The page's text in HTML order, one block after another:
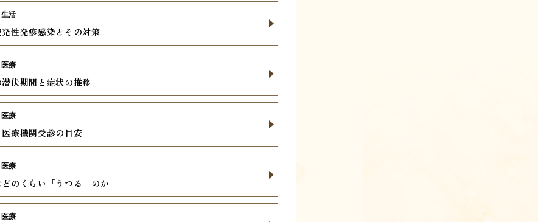
性発疹感染とその対策
生活
伏期間と症状の推移
医療
療機関受診の目安
医療
のくらい「うつる」のか
医療
医療